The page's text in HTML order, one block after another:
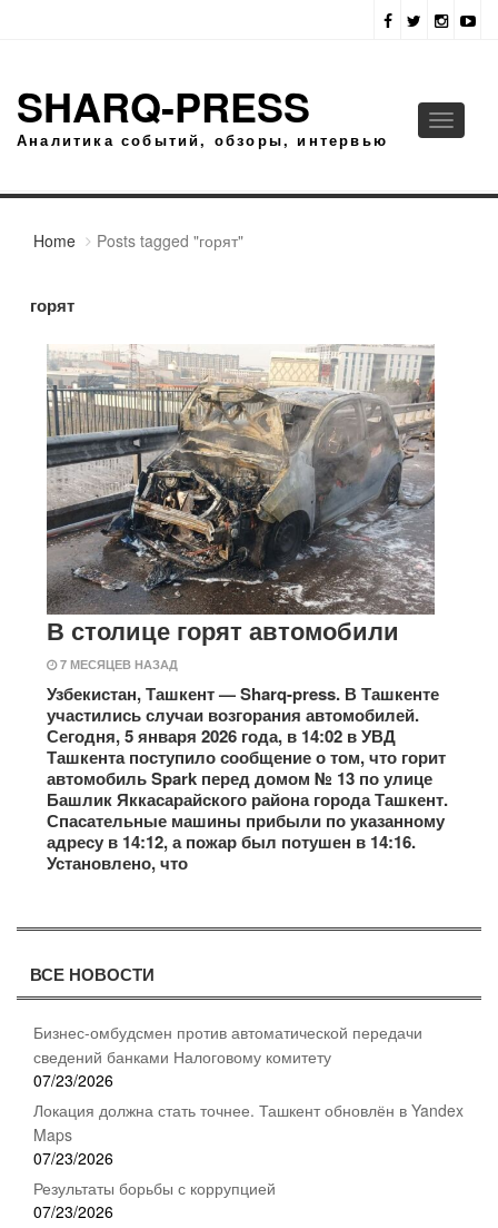
SHARQ-PRESS
Аналитика событий, обзоры, интервью
Toggle
Home Posts tagged "горят"
горят
В столице горят автомобили
7 МЕСЯЦЕВ НАЗАД
Узбекистан, Ташкент — Sharq-press. В Ташкенте
участились случаи возгорания автомобилей.
Сегодня, 5 января 2026 года, в 14:02 в УВД
Ташкента поступило сообщение о том, что горит
автомобиль Spark перед домом № 13 по улице
Башлик Яккасарайского района города Ташкент.
Спасательные машины прибыли по указанному
адресу в 14:12, а пожар был потушен в 14:16.
Установлено, что
ВСЕ НОВОСТИ
Бизнес-омбудсмен против автоматической передачи
сведений банками Налоговому комитету
07/23/2026
Локация должна стать точнее. Ташкент обновлён в Yandex
Maps
07/23/2026
Результаты борьбы с коррупцией
07/23/2026